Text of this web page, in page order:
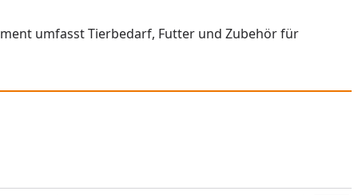
umfasst Tierbedarf, Futter und Zubehör für